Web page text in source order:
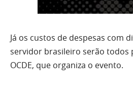
Já os custos de despesas com
servidor brasileiro serão todos
OCDE, que organiza o evento.